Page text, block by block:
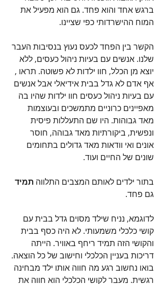
ברגש אחד והוא פחד. גם הוא מפעיל את
המוח ההישרדותי כפי שציינו.
הקשר בין הפחד לכעס נעוץ בנסיבות העבר
שלנו. אנשים עם בעיות ניהול כעסים, ללא
יוצא מן הכלל, חוו ילדות לא פשוטה. תראו ,
אף אדם לא גדל בבית אידיאלי אבל אנשים
עם בעיות ניהול כעסים חוו ילדות שהיו בה
מאפיינים כרוניים מתמשכים ובעוצמות
מאד גבוהות. היו שם התעללות פיסית
ונפשית, ביקורתיות מאד גבוהה, חוסר
אונים ואי וודאות מאד גדולים בתחומים
שונים של החיים ועוד.
בתור ילדים לאותם המצבים התלווה תמיד
גם פחד.
לדוגמא, נניח שילד מסוים גדל בבית עם
קושי כלכלי משמעותי. לא היה כסף בבית
והקושי הזה תמיד ריחף באוויר. הייתה
דריכות בעניין הכלכלי וחישוב של כל הוצאה.
בואו נחשוב רגע מה חווה אותו ילד מבחינה
רגשית. מעבר לקושי הכלכלי הוא חווה את